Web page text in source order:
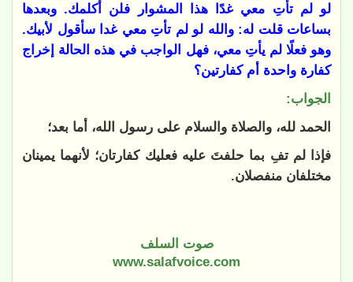
لو لم تأتِ معي غدًا هذا المشوار فلن أكلمك. وبعدها
بساعات قلت له: والله لو لم تأتِ معي غدا سأقول لأبيك.
وهو فعلًا لم يأتِ معي، فهل الواجب في هذه الحالة إخراج
كفارة واحدة أم كفارتين؟
الجواب:
الحمد لله، والصلاة والسلام على رسول الله، أما بعد؛
فإذا لم تفِ بما حلفتَ عليه فعليك كفارتان؛ لأنهما يمينان
مختلفان منفصلان.
صوت السلف
www.salafvoice.com